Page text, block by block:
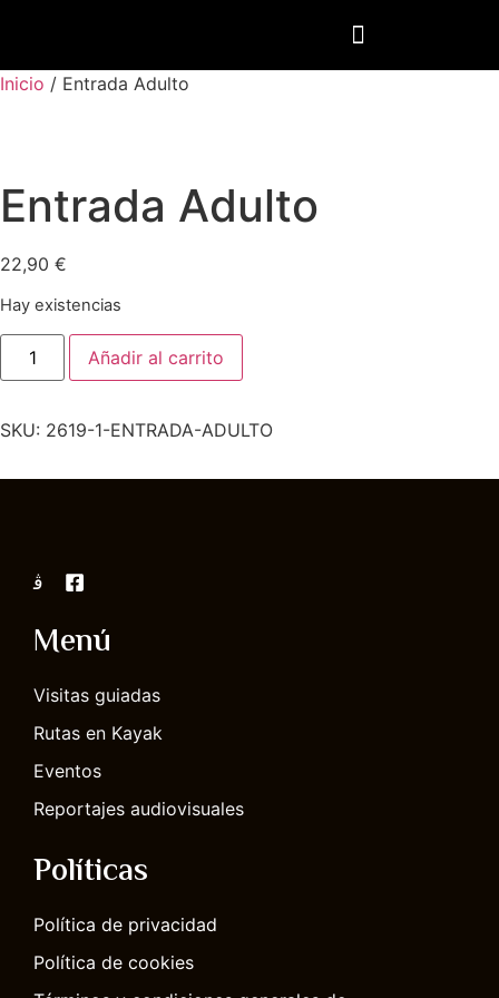
Inicio / Entrada Adulto
Entrada Adulto
22,90 €
Hay existencias
Añadir al carrito
SKU: 2619-1-ENTRADA-ADULTO
Menú
Visitas guiadas
Rutas en Kayak
Eventos
Reportajes audiovisuales
Políticas
Política de privacidad
Política de cookies